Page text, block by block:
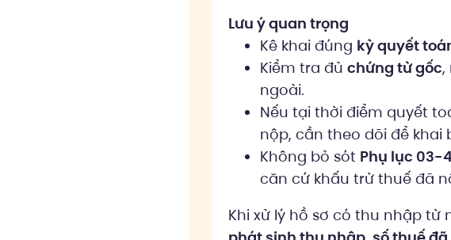
Lưu ý quan trọng
Kê khai đúng kỳ quyết
Kiểm tra đủ chứng từ gốc,
ngoài.
Nếu tại thời điểm quyết
nộp, cần theo dõi để khai
Không bỏ sót Phụ lục 03-
căn cứ khấu trừ thuế đã
Khi xử lý hồ sơ có thu nhập từ